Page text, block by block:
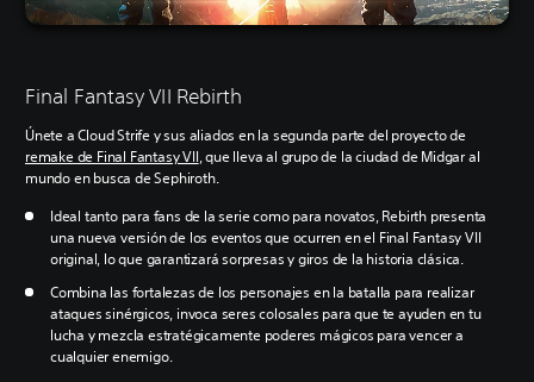
Final Fantasy VII Rebirth
Únete a Cloud Strife y sus aliados en la segunda parte del proyecto de
remake de Final Fantasy VII, que lleva al grupo de la ciudad de Midgar al
mundo en busca de Sephiroth.
Ideal tanto para fans de la serie como para novatos, Rebirth presenta
una nueva versión de los eventos que ocurren en el Final Fantasy VII
original, lo que garantizará sorpresas y giros de la historia clásica.
Combina las fortalezas de los personajes en la batalla para realizar
ataques sinérgicos, invoca seres colosales para que te ayuden en tu
lucha y mezcla estratégicamente poderes mágicos para vencer a
cualquier enemigo.